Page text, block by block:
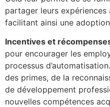
partager leurs expériences
facilitant ainsi une
Incentives et
pour encourager les
processus
des primes, de la
de développement
nouvelles compétences